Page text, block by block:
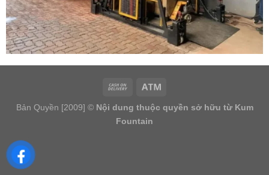
Bản Quyền [2009] © Nội dung thuộc quyền sở hữu từ Kum
Fountain